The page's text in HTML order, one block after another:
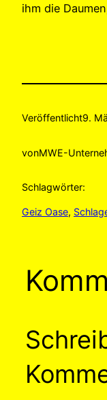
ihm die
Veröffentlicht9.
vonMWE-
Schlagwörter:
Geiz Oase,